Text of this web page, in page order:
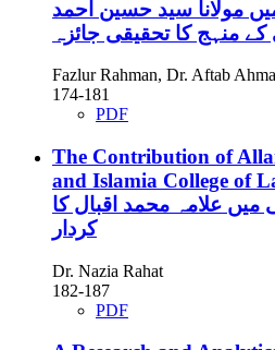
مولانا سید حسین احمد
منہج کا تحقیقی جائزہ
Fazlur Rahman, Dr. Aftab
174-181
PDF
The Contribution of
and Islamia College of
میں علامہ محمد اقبال کا
کردار
Dr. Nazia Rahat
182-187
PDF